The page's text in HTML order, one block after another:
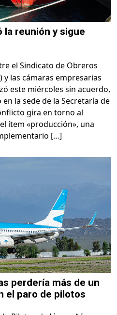
la reunión y sigue
el Sindicato de Obreros
las cámaras empresarias
este miércoles sin acuerdo,
la sede de la Secretaría de
gira en torno al
ítem «producción», una
[…]
perdería más de un
el paro de pilotos